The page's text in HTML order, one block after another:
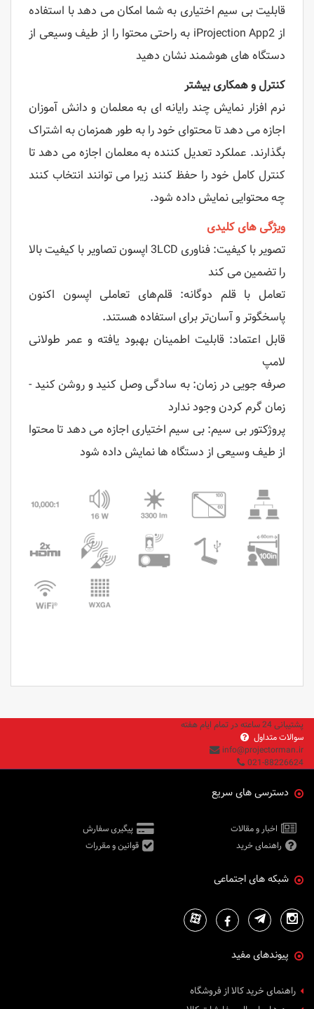
قابلیت بی سیم اختیاری به شما امکان می دهد با استفاده
از iProjection App2 به راحتی محتوا را از طیف وسیعی از
دستگاه های هوشمند نشان دهید
کنترل و همکاری بیشتر
نرم افزار نمایش چند رایانه ای به معلمان و دانش آموزان
اجازه می دهد تا محتوای خود را به طور همزمان به اشتراک
بگذارند. عملکرد تعدیل کننده به معلمان اجازه می دهد تا
کنترل کامل خود را حفظ کنند زیرا می توانند انتخاب کنند
چه محتوایی نمایش داده شود.
ویژگی های کلیدی
تصویر با کیفیت: فناوری 3LCD اپسون تصاویر با کیفیت بالا
را تضمین می کند
تعامل با قلم دوگانه: قلم‌های تعاملی اپسون اکنون
پاسخگوتر و آسان‌تر برای استفاده هستند.
قابل اعتماد: قابلیت اطمینان بهبود یافته و عمر طولانی
لامپ
صرفه جویی در زمان: به سادگی وصل کنید و روشن کنید -
زمان گرم کردن وجود ندارد
پروژکتور بی سیم: بی سیم اختیاری اجازه می دهد تا محتوا
از طیف وسیعی از دستگاه ها نمایش داده شود
پشتیبانی 24 ساعته در تمام ایام هفته
سوالات متداول
info@projectorman.ir
021-88226624
دسترسی های سریع
اخبار و مقالات
پیگیری سفارش
راهنمای خرید
قوانین و مقررات
شبکه های اجتماعی
پیوندهای مفید
راهنمای خرید کالا از فروشگاه